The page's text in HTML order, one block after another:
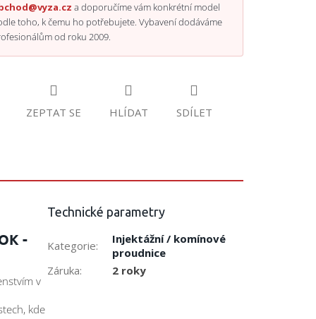
a doporučíme vám konkrétní model
toho, k čemu ho potřebujete. Vybavení dodáváme
od roku 2009.
ZEPTAT SE HLÍDAT SDÍLET
-
v
kde
Technické parametry
Kategorie:
Injektážní / komínové
proudnice
Záruka: 2 roky